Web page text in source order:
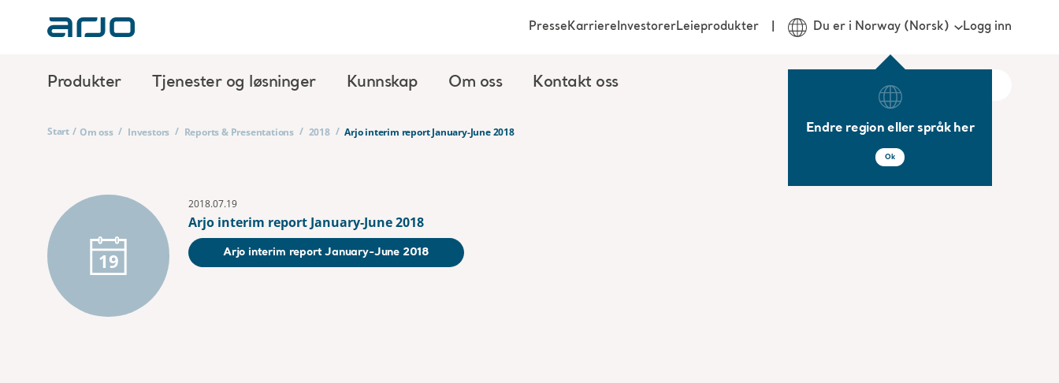
Produkter Tjenester og løsninger Kunnskap Om oss Kontakt oss
PresseKarriereInvestorerLeieprodukter Du er i Norway (Norsk)
Endre region eller språk her
Ok
Logg inn
Start / Om oss / Investors / Reports & Presentations / 2018 / Arjo interim report January-June 2018
19
2018.07.19
Arjo interim report January-June 2018
Arjo interim report January-June 2018